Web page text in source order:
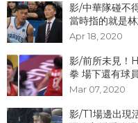
影/中華隊碰不
當時指的就是
Apr 18, 2020
影/前所未見！
拳 場下還有球
Mar 07, 2020
影/T1場邊出現